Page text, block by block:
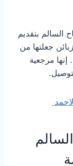
السالم بتقديم
جعلتها من
مرجعية